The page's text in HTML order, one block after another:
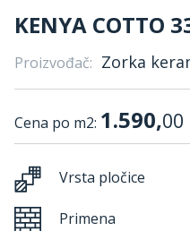
KENYA COTTO
Proizvođač: Zorka
Cena po m2: 1.590,00
Vrsta pločice
Primena